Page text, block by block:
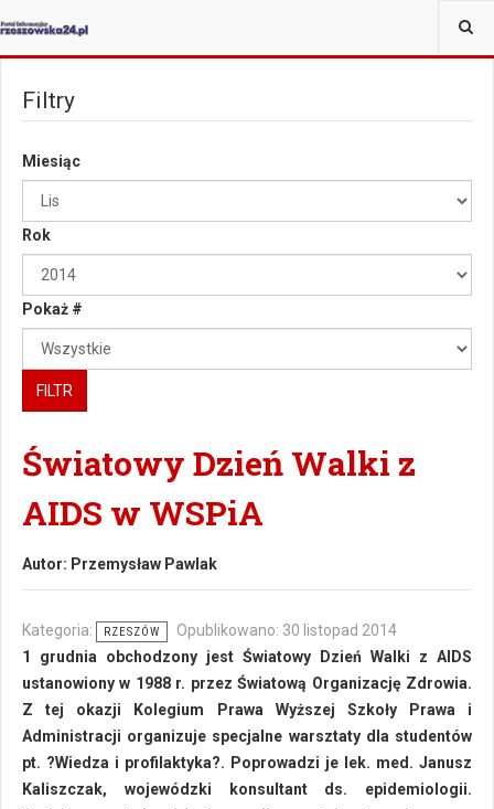
JESTEŚ TUTAJ:
Filtry
Miesiąc
Rok
Pokaż #
FILTR
Światowy Dzień Walki z
AIDS w WSPiA
Autor: Przemysław Pawlak
Kategoria: RZESZÓW
Opublikowano: 30 listopad 2014
1 grudnia obchodzony jest Światowy Dzień Walki z AIDS
ustanowiony w 1988 r. przez Światową Organizację Zdrowia.
Z tej okazji Kolegium Prawa Wyższej Szkoły Prawa i
Administracji organizuje specjalne warsztaty dla studentów
pt. ?Wiedza i profilaktyka?. Poprowadzi je lek. med. Janusz
Kaliszczak, wojewódzki konsultant ds. epidemiologii.